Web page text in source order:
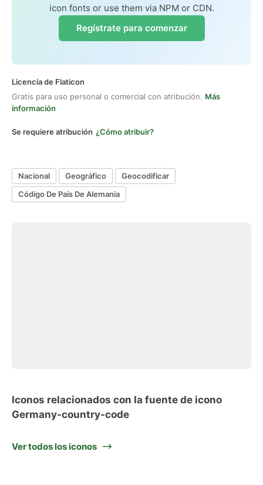
icon fonts or use them via NPM or CDN.
Regístrate para comenzar
Licencia de Flaticon
Gratis para uso personal o comercial con atribución. Más
información
Se requiere atribución ¿Cómo atribuir?
Nacional Geográfico
Geocodificar
Código De País De Alemania
Iconos relacionados con la fuente de icono
Germany-country-code
Ver todos los iconos